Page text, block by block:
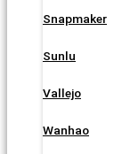
Snapmaker
Sunlu
Vallejo
Wanhao